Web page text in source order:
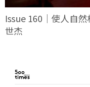
Issue 160｜使人自
世杰